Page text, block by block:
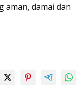
aman, damai dan